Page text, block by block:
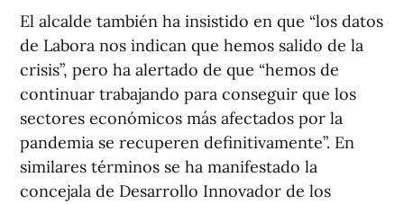
El alcalde también ha insistido en que “los datos
de Labora nos indican que hemos salido de la
crisis”, pero ha alertado de que “hemos de
continuar trabajando para conseguir que los
sectores económicos más afectados por la
pandemia se recuperen definitivamente”. En
similares términos se ha manifestado la
concejala de Desarrollo Innovador de los